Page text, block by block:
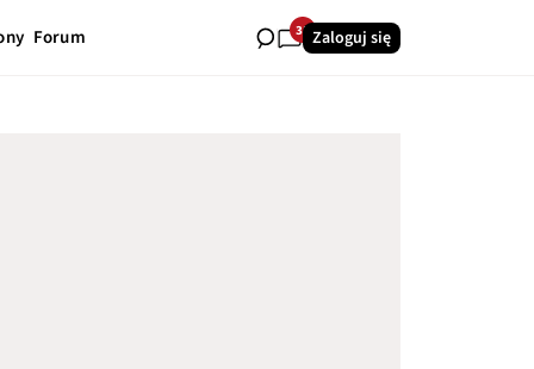
Forum 35Zaloguj się